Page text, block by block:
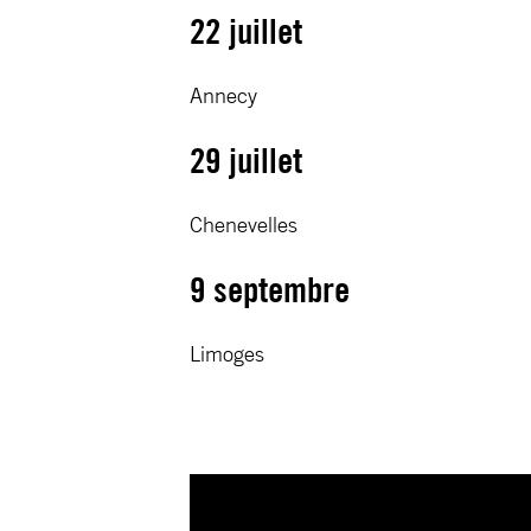
22 juillet
Annecy
29 juillet
Chenevelles
9 septembre
Limoges